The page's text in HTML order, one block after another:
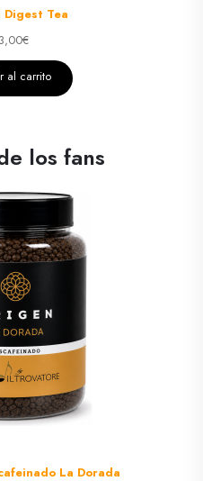
Digest Tea
€
al carrito
los fans
La Dorada